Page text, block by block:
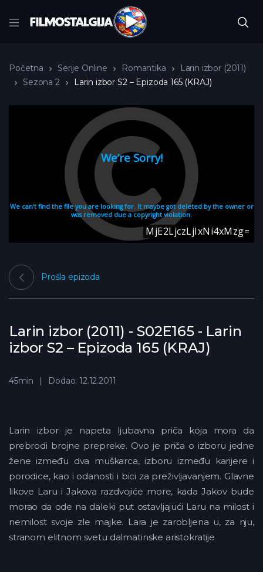
Početna Serije Online Romantika
Larin izbor (2011)
Sezona 2
Larin izbor S2 – Epizoda 165 (KRAJ)
Larin izbor (2011) - S02E165 - Larin
izbor S2 – Epizoda 165 (KRAJ)
Prošla epizoda
45min Dodao: 12.12.2011
Larin izbor je napeta ljubavna priča koja mora da
prebrodi brojne prepreke. Ovo je priča o izboru jedne
žene između dva muškarca, izboru između karijere i
porodice, kao i odanosti i bici za preživljavanjem. Glavne
likove Laru i Jakova razdvojiće more, kada Jakov bude
morao da ode na daleki put ostavljajući Laru na milost i
nemilost svoje zle majke. Lara je zarobljena u, za nju,
stranom elitnom svetu dalmatinske aristokratije